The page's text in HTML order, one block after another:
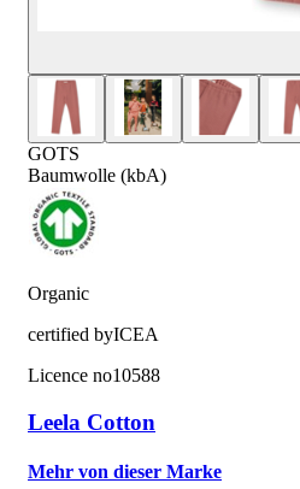
GOTS
Baumwolle (kbA)
Organic
certified byICEA
Licence no10588
Leela Cotton
Mehr von dieser Marke